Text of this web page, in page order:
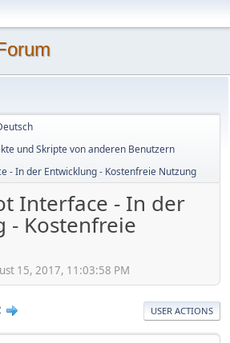
und Skripte von anderen Benutzern
- In der Entwicklung - Kostenfreie Nutzung
Interface - In der
- Kostenfreie
15, 2017, 11:03:58 PM
USER ACTIONS